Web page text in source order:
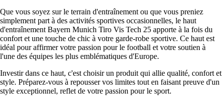
Que vous soyez sur le terrain d'entraînement ou que vous preniez
simplement part à des activités sportives occasionnelles, le haut
d'entraînement Bayern Munich Tiro Vis Tech 25 apporte à la fois du
confort et une touche de chic à votre garde-robe sportive. Ce haut est
idéal pour affirmer votre passion pour le football et votre soutien à
l'une des équipes les plus emblématiques d'Europe.
Investir dans ce haut, c'est choisir un produit qui allie qualité, confort et
style. Préparez-vous à repousser vos limites tout en faisant preuve d'un
style exceptionnel, reflet de votre passion pour le sport.